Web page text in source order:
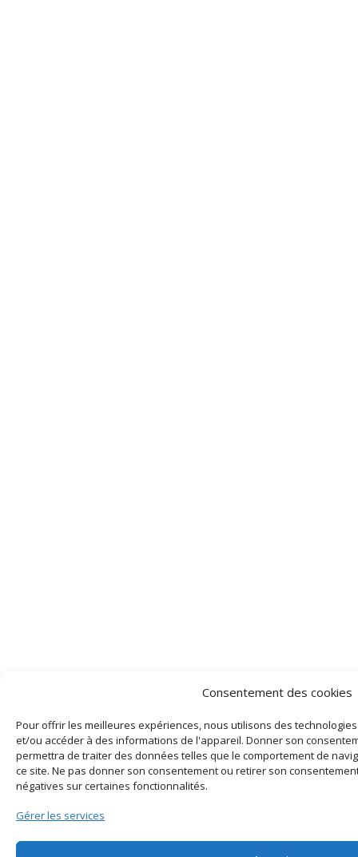
Consentement des cookies
Pour offrir les meilleures expériences, nous utilisons des
et/ou accéder à des informations de l'appareil. Donner son
permettra de traiter des données telles que le comportement de
ce site. Ne pas donner son consentement ou retirer son
négatives sur certaines fonctionnalités.
Gérer les services